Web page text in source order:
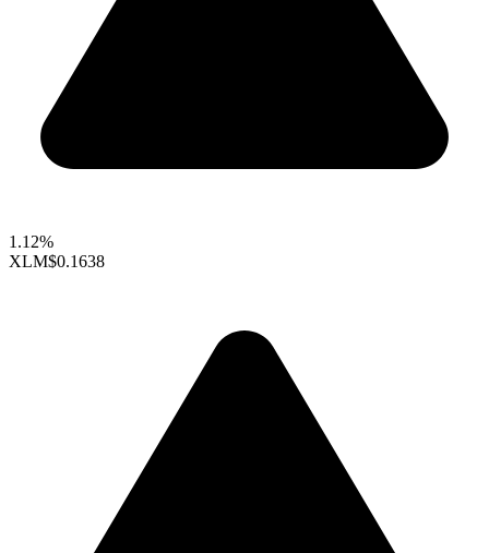
1.12%
XLM$0.1638